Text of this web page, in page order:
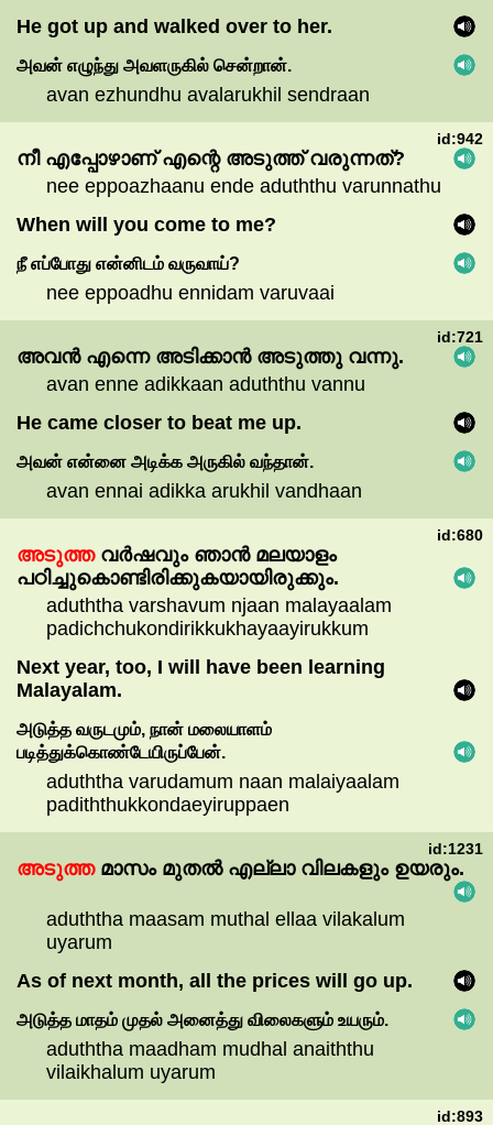
He got up and walked over to her.
அவன் எழுந்து அவளருகில் சென்றான்.
avan ezhundhu avalarukhil sendraan
id:942
നീ എപ്പോഴാണ് എന്റെ അടുത്ത് വരുന്നത്?
nee eppoazhaanu ende aduththu varunnathu
When will you come to me?
நீஎப்போது என்னிடம் வருவாய்?
nee eppoadhu ennidam varuvaai
id:721
അവൻ എന്നെ അടിക്കാൻ അടുത്തു വന്നു.
avan enne adikkaan aduththu vannu
He came closer to beat me up.
அவன் என்னை அடிக்க அருகில் வந்தான்.
avan ennai adikka arukhil vandhaan
id:680
അടുത്ത വർഷവും ഞാൻ മലയാളം
പഠിച്ചുകൊണ്ടിരിക്കുകയായിരുക്കും.
aduththa varshavum njaan malayaalam
padichchukondirikkukhayaayirukkum
Next year, too, I will have been learning
Malayalam.
அடுத்த வருடமும், நான் மலையாளம்
படித்துக்கொண்டேயிருப்பேன்.
aduththa varudamum naan malaiyaalam
padiththukkondaeyiruppaen
id:1231
അടുത്ത മാസം മുതൽ എല്ലാ വിലകളും ഉയരും.
aduththa maasam muthal ellaa vilakalum
uyarum
As of next month, all the prices will go up.
அடுத்த மாதம் முதல் அனைத்து விலைகளும் உயரும்.
aduththa maadham mudhal anaiththu
vilaikhalum uyarum
id:893